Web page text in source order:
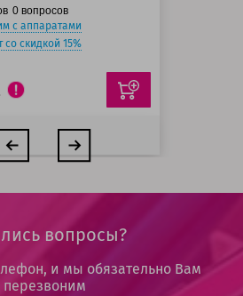
0 вопросов
с аппаратами
со скидкой 15%
вопросы?
и мы обязательно Вам
перезвоним